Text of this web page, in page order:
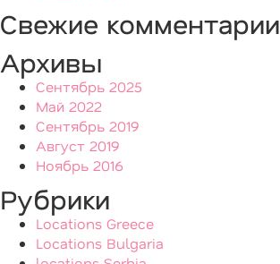
Свежие комментарии
Архивы
Сентябрь 2025
Май 2022
Сентябрь 2019
Август 2019
Ноябрь 2016
Рубрики
Locations Greece
Locations Bulgaria